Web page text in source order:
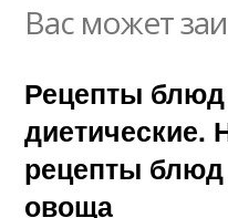
Вас может
Рецепты
диетические.
рецепты блюд
овоща